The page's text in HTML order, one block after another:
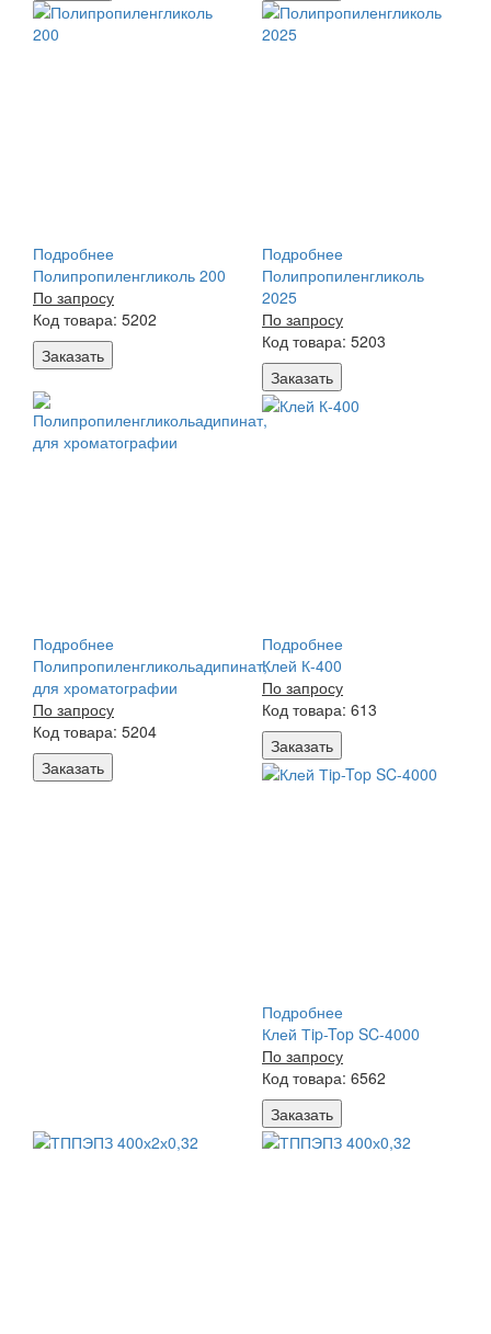
Подробнее
Полипропиленгликоль 200
По запросу
Код товара: 5202
Заказать
Подробнее
Полипропиленгликоль
2025
По запросу
Код товара: 5203
Заказать
Подробнее
Полипропиленгликольадипинат,
для хроматографии
По запросу
Код товара: 5204
Заказать
Подробнее
Клей К-400
По запросу
Код товара: 613
Заказать
Подробнее
Клей Тip-Top SC-4000
По запросу
Код товара: 6562
Заказать